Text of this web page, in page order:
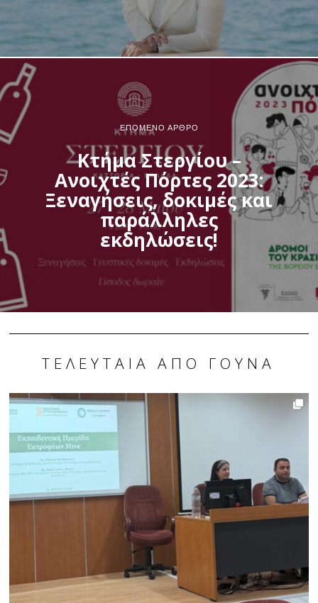
ΕΠΌΜΕΝΟ ΆΡΘΡΟ
Κτήμα Στεργίου –
Ανοιχτές Πόρτες 2023:
Ξεναγήσεις, δοκιμές και
παράλληλες
εκδηλώσεις!
ΤΕΛΕΥΤΑΊΑ ΑΠΌ ΓΟΎΝΑ